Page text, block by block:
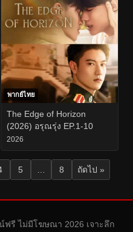
พากย์ไทย
The Edge of Horizon
(2026) อรุณรุ่ง EP.1-10
2026
5 8 ถัดไป »
ฟรี ไม่มีโฆษณา 2026 เจาะลึก